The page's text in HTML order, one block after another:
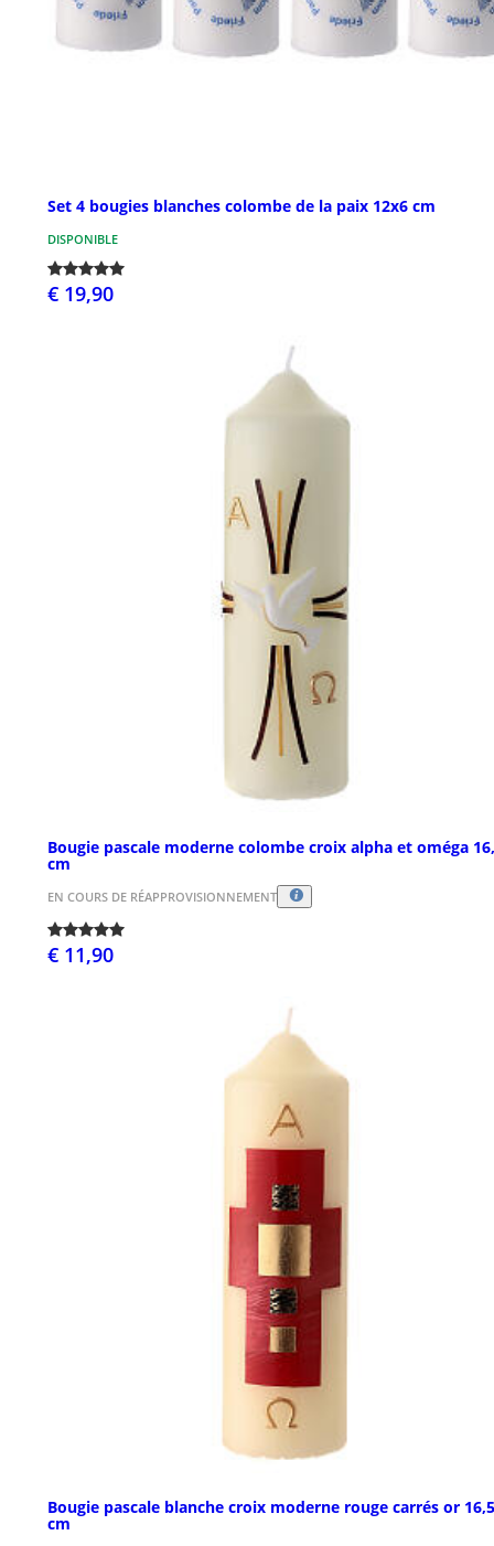
Set 4 bougies blanches colombe de la paix 12x6 cm
DISPONIBLE
€ 19,90
Bougie pascale moderne colombe croix alpha et oméga
cm
EN COURS DE RÉAPPROVISIONNEMENT
€ 11,90
Bougie pascale blanche croix moderne rouge carrés or
cm